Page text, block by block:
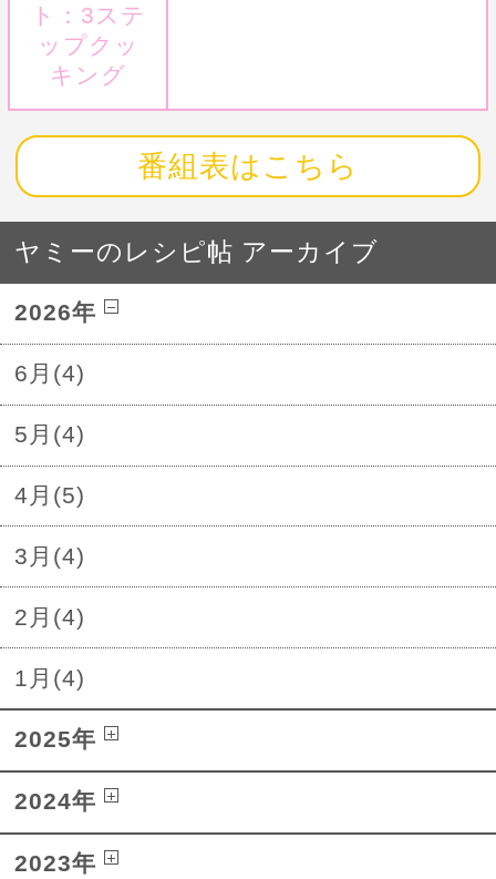
ト：3ステ
ップクッ
キング
番組表はこちら
ヤミーのレシピ帖 アーカイブ
2026年
6月(4)
5月(4)
4月(5)
3月(4)
2月(4)
1月(4)
2025年
2024年
2023年